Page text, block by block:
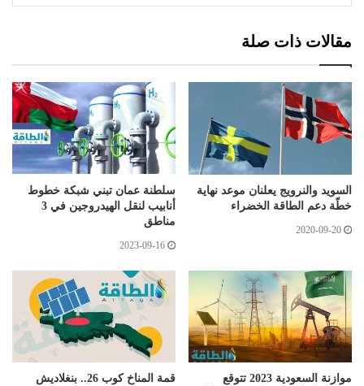
مقالات ذات صلة
السويد والنرويج يعلنان موعد نهاية
خطّة دعم الطاقة الخضراء
2020-09-20
سلطنة عمان تبني شبكة خطوط
أنابيب لنقل الهيدروجين في 3
مناطق
2023-09-16
موازنة السعودية 2023 تتوقع
قمة المناخ كوب 26.. بنغلاديش